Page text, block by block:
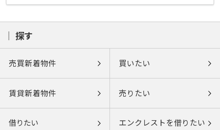
探す
売買新着物件 買いたい
賃貸新着物件 売りたい
借りたい エンクレストを借りたい